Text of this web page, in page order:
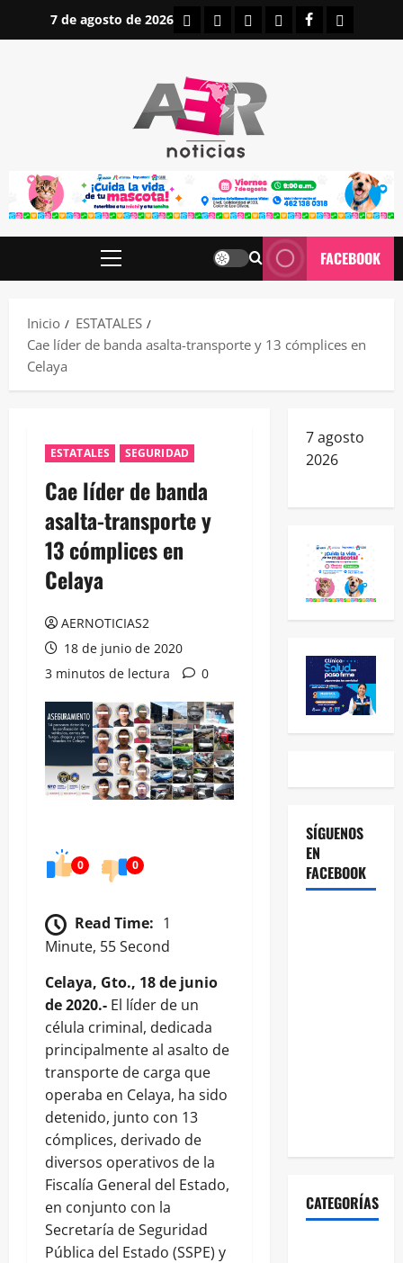
7 de agosto de 2026 INICIOIRAPUATO
ESTATALES
NACIONALES
FACEBOOK
Menú
FACEBOOK
Inicio
ESTATALES
Cae líder de banda asalta-transporte y 13 cómplices en
Celaya
ESTATALES SEGURIDAD
Cae líder de banda
asalta-transporte y
13 cómplices en
Celaya
AERNOTICIAS2
18 de junio de 2020
3 minutos de lectura
0
0 0
Read Time: 1
Minute, 55 Second
Celaya, Gto., 18 de junio
de 2020.- El líder de un
célula criminal, dedicada
principalmente al asalto de
transporte de carga que
operaba en Celaya, ha sido
detenido, junto con 13
cómplices, derivado de
diversos operativos de la
Fiscalía General del Estado,
en conjunto con la
Secretaría de Seguridad
Pública del Estado (SSPE) y
7 agosto
2026
SÍGUENOS
EN
FACEBOOK
CATEGORÍAS